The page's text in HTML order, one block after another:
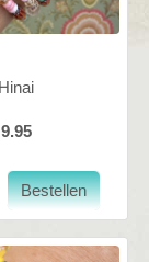
Hinai
9.95